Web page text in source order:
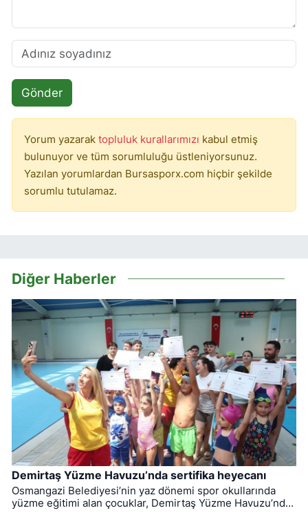
Gönder
Yorum yazarak topluluk kurallarımızı kabul etmiş
bulunuyor ve tüm sorumluluğu üstleniyorsunuz.
Yazılan yorumlardan Bursasporx.com hiçbir şekilde
sorumlu tutulamaz.
Diğer Haberler
Demirtaş Yüzme Havuzu’nda sertifika heyecanı
Osmangazi Belediyesi’nin yaz dönemi spor okullarında
yüzme eğitimi alan çocuklar, Demirtaş Yüzme Havuzu’nda